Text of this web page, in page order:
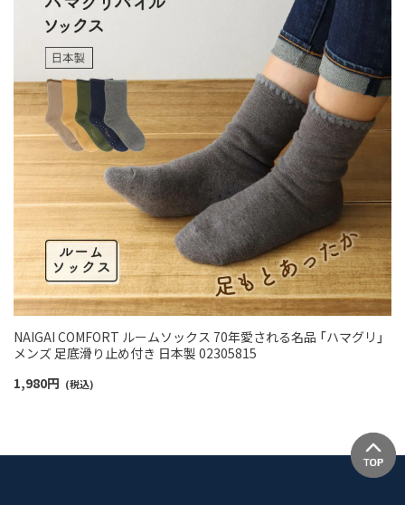
NAIGAI COMFORT ルームソックス 70年愛される名品 「ハマグリ」
メンズ 足底滑り止め付き 日本製 02305815
1,980円 (税込)